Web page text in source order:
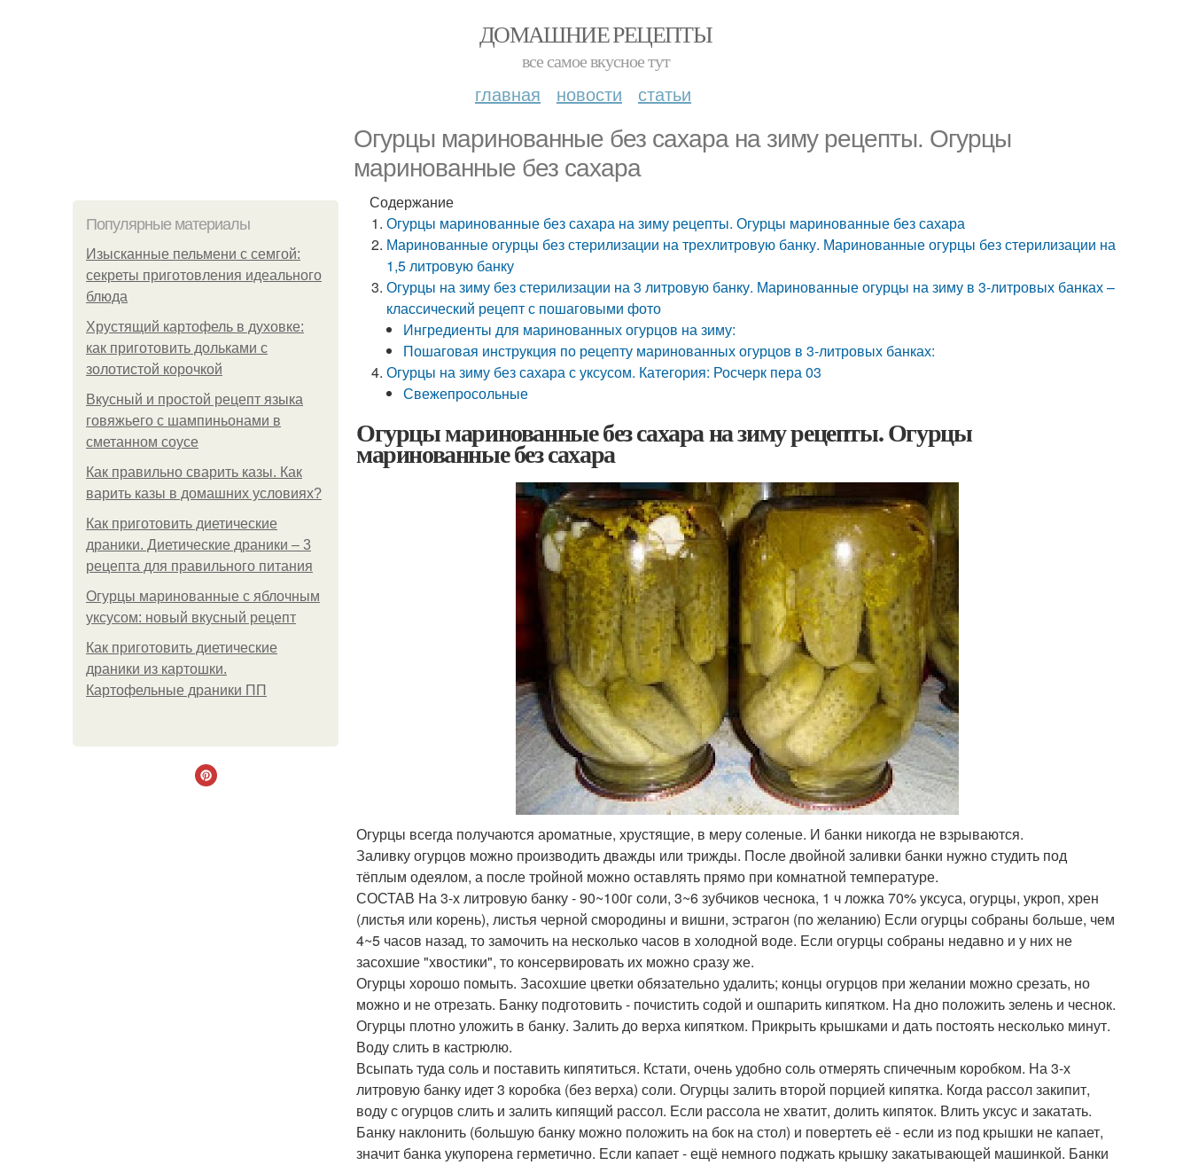
ДОМАШНИЕ РЕЦЕПТЫ
все самое вкусное тут
главная новости статьи
Огурцы маринованные без сахара на зиму рецепты. Огурцы
маринованные без сахара
Популярные материалы
Изысканные пельмени с семгой:
секреты приготовления идеального
блюда
Хрустящий картофель в духовке:
как приготовить дольками с
золотистой корочкой
Вкусный и простой рецепт языка
говяжьего с шампиньонами в
сметанном соусе
Как правильно сварить казы. Как
варить казы в домашних условиях?
Как приготовить диетические
драники. Диетические драники – 3
рецепта для правильного питания
Огурцы маринованные с яблочным
уксусом: новый вкусный рецепт
Как приготовить диетические
драники из картошки.
Картофельные драники ПП
Содержание
Огурцы маринованные без сахара на зиму рецепты. Огурцы маринованные без сахара
Маринованные огурцы без стерилизации на трехлитровую банку. Маринованные огурцы без стерилизации на
1,5 литровую банку
Огурцы на зиму без стерилизации на 3 литровую банку. Маринованные огурцы на зиму в 3-литровых банках –
классический рецепт с пошаговыми фото
Ингредиенты для маринованных огурцов на зиму:
Пошаговая инструкция по рецепту маринованных огурцов в 3-литровых банках:
Огурцы на зиму без сахара с уксусом. Категория: Росчерк пера 03
Свежепросольные
Огурцы маринованные без сахара на зиму рецепты. Огурцы
маринованные без сахара
Огурцы всегда получаются ароматные, хрустящие, в меру соленые. И банки никогда не взрываются.
Заливку огурцов можно производить дважды или трижды. После двойной заливки банки нужно студить под
тёплым одеялом, а после тройной можно оставлять прямо при комнатной температуре.
СОСТАВ На 3-х литровую банку - 90~100г соли, 3~6 зубчиков чеснока, 1 ч ложка 70% уксуса, огурцы, укроп, хрен
(листья или корень), листья черной смородины и вишни, эстрагон (по желанию) Если огурцы собраны больше, чем
4~5 часов назад, то замочить на несколько часов в холодной воде. Если огурцы собраны недавно и у них не
засохшие "хвостики", то консервировать их можно сразу же.
Огурцы хорошо помыть. Засохшие цветки обязательно удалить; концы огурцов при желании можно срезать, но
можно и не отрезать. Банку подготовить - почистить содой и ошпарить кипятком. На дно положить зелень и чеснок.
Огурцы плотно уложить в банку. Залить до верха кипятком. Прикрыть крышками и дать постоять несколько минут.
Воду слить в кастрюлю.
Всыпать туда соль и поставить кипятиться. Кстати, очень удобно соль отмерять спичечным коробком. На 3-х
литровую банку идет 3 коробка (без верха) соли. Огурцы залить второй порцией кипятка. Когда рассол закипит,
воду с огурцов слить и залить кипящий рассол. Если рассола не хватит, долить кипяток. Влить уксус и закатать.
Банку наклонить (большую банку можно положить на бок на стол) и повертеть её - если из под крышки не капает,
значит банка укупорена герметично. Если капает - ещё немного поджать крышку закатывающей машинкой. Банки